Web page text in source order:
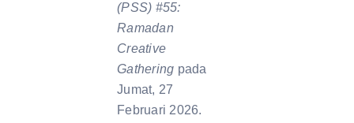
(PSS) #55:
Ramadan
Creative
Gathering pada
Jumat, 27
Februari 2026.